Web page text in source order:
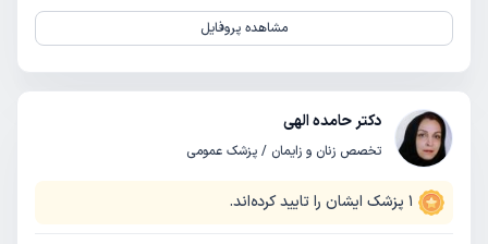
مشاهده پروفایل
دکتر حامده الهی
تخصص زنان و زایمان / پزشک عمومی
1 پزشک ایشان را تایید کرده‌اند.